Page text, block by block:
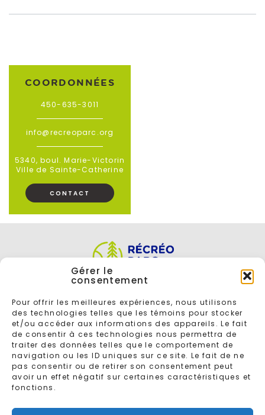
Gérer le
consentement
Pour offrir les meilleures expériences, nous utilisons
des technologies telles que les témoins pour stocker
et/ou accéder aux informations des appareils. Le fait
de consentir à ces technologies nous permettra de
traiter des données telles que le comportement de
navigation ou les ID uniques sur ce site. Le fait de ne
pas consentir ou de retirer son consentement peut
avoir un effet négatif sur certaines caractéristiques et
fonctions.
COORDONNÉES
450-635-3011
info@recreoparc.org
5340, boul. Marie-Victorin
Ville de Sainte-Catherine
CONTACT
ENTREZ VOTRE COURRIEL POUR VOUS INSCRIRE À L'INFOLETTRE